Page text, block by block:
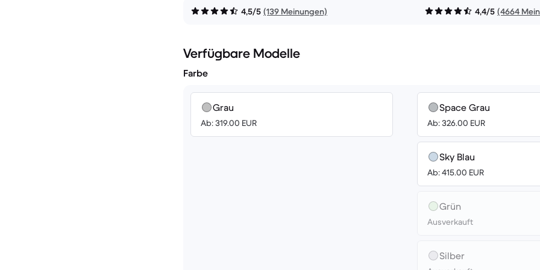
4,5/5 (139 Meinungen) 4,4/5 (4664
Verfügbare Modelle
Farbe
Grau
Ab: 319.00 EUR
Space Grau
Ab: 326.00 EUR
Sky Blau
Ab: 415.00 EUR
Grün
Ausverkauft
Silber